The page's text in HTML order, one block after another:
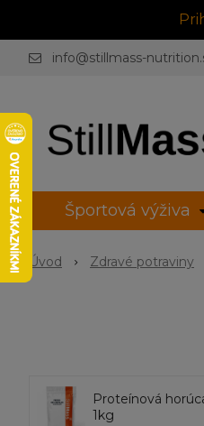
info@stillmass-
Športová výživa
Úvod Zdravé potraviny
Proteínová
1kg